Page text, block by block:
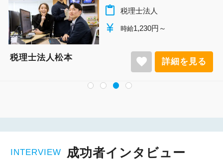
content_paste 税理士法人
currency_yen 時給 1,140円～
税理士法人松本 favorite 詳細を
INTERVIEW 成功者インタビュー